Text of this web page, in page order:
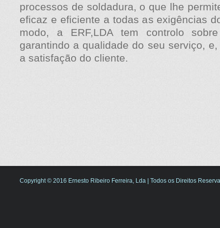
processos de soldadura, o que lhe
eficaz e eficiente a todas as exigências
modo, a ERF,LDA tem controlo
garantindo a qualidade do seu serviço,
a satisfação do cliente.
Copyright © 2016 Ernesto Ribeiro Ferreira, Lda | Todos os Direitos